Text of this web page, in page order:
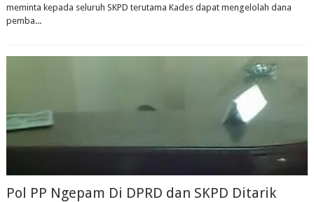
meminta kepada seluruh SKPD terutama Kades dapat mengelolah dana
pemba...
Pol PP Ngepam Di DPRD dan SKPD Ditarik